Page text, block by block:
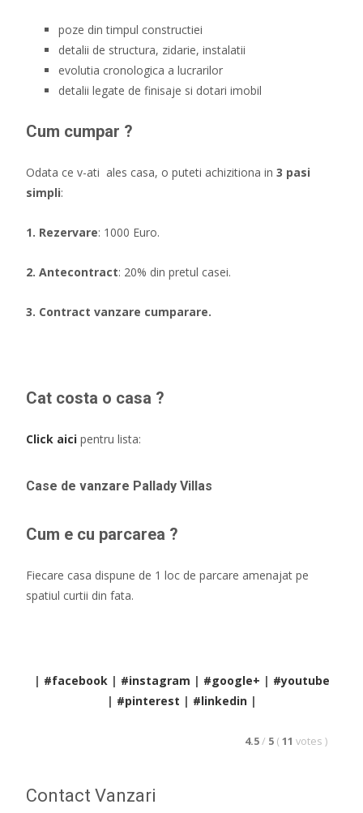
poze din timpul constructiei
detalii de structura, zidarie, instalatii
evolutia cronologica a lucrarilor
detalii legate de finisaje si dotari imobil
Cum cumpar ?
Odata ce v-ati ales casa, o puteti achizitiona in 3 pasi
simpli:
1. Rezervare: 1000 Euro.
2. Antecontract: 20% din pretul casei.
3. Contract vanzare cumparare.
Cat costa o casa ?
Click aici pentru lista:
Case de vanzare Pallady Villas
Cum e cu parcarea ?
Fiecare casa dispune de 1 loc de parcare amenajat pe
spatiul curtii din fata.
| #facebook| #instagram | #google+ | #youtube
| #pinterest | #linkedin|
4.5/ 5 (11 votes )
Contact Vanzari